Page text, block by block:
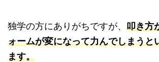
独学の方にありがちですが、 叩き方
ォームが変になって力んでしまうと
ます。